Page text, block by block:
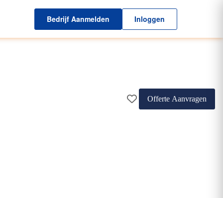
Bedrijf Aanmelden Inloggen
Offerte Aanvragen